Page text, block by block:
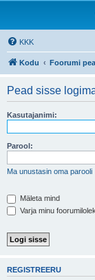
KKK
Kodu Foorumi
Pead sisse
Kasutajanimi:
Parool:
Ma unustasin oma parooli
Mäleta mind
Varja minu
REGISTREERU